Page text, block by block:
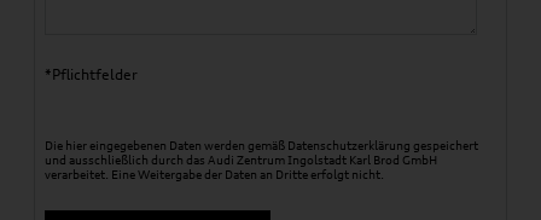
*Pflichtfelder
Die hier eingegebenen Daten werden gemäß Datenschutzerklärung gespeichert
und ausschließlich durch das Audi Zentrum Ingolstadt Karl Brod GmbH
verarbeitet. Eine Weitergabe der Daten an Dritte erfolgt nicht.